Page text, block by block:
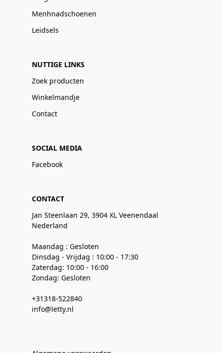
Menhnadschoenen
Leidsels
NUTTIGE LINKS
Zoek producten
Winkelmandje
Contact
SOCIAL MEDIA
Facebook
CONTACT
Jan Steenlaan 29, 3904 XL Veenendaal
Nederland
Maandag : Gesloten
Dinsdag - Vrijdag : 10:00 - 17:30
Zaterdag: 10:00 - 16:00
Zondag: Gesloten
+31318-522840
info@letty.nl